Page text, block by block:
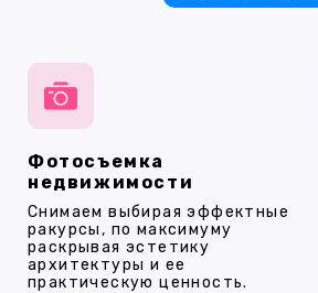
Фотосъемка
недвижимости
Снимаем выбирая эффектные
ракурсы, по максимуму
раскрывая эстетику
архитектуры и ее
практическую ценность.